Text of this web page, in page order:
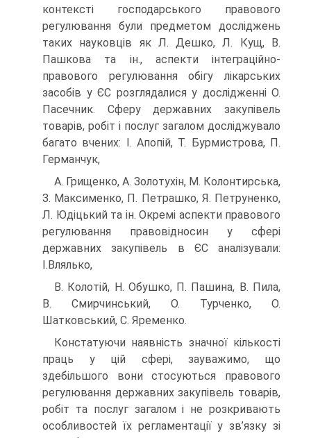
контексті господарського правового
регулювання були предметом досліджень
таких науковців як Л. Дешко, Л. Кущ, В.
Пашкова та ін., аспекти інтеграційно-
правового регулювання обігу лікарських
засобів у ЄС розглядалися у дослідженні О.
Пасечник. Сферу державних закупівель
товарів, робіт і послуг загалом досліджувало
багато вчених: І. Апопій, Т. Бурмистрова, П.
Германчук,
A. Грищенко, А. Золотухін, М. Колонтирська,
З. Максименко, П. Петрашко, Я. Петруненко,
Л. Юдіцький та ін. Окремі аспекти правового
регулювання правовідносин у сфері
державних закупівель в ЄС аналізували:
І.Влялько,
B. Колотій, Н. Обушко, П. Пашина, В. Пила,
В. Смирчинський, О. Турченко, О.
Шатковський, С. Яременко.
Констатуючи наявність значної кількості
праць у цій сфері, зауважимо, що
здебільшого вони стосуються правового
регулювання державних закупівель товарів,
робіт та послуг загалом і не розкривають
особливостей їх регламентації у зв’язку зі